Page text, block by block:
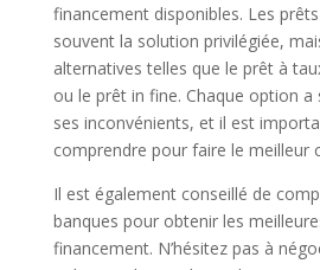
financement disponibles. Les
souvent la solution privilégiée,
alternatives telles que le prêt à
ou le prêt in fine. Chaque option a
ses inconvénients, et il est
comprendre pour faire le meilleur
Il est également conseillé de
banques pour obtenir les
financement. N’hésitez pas à